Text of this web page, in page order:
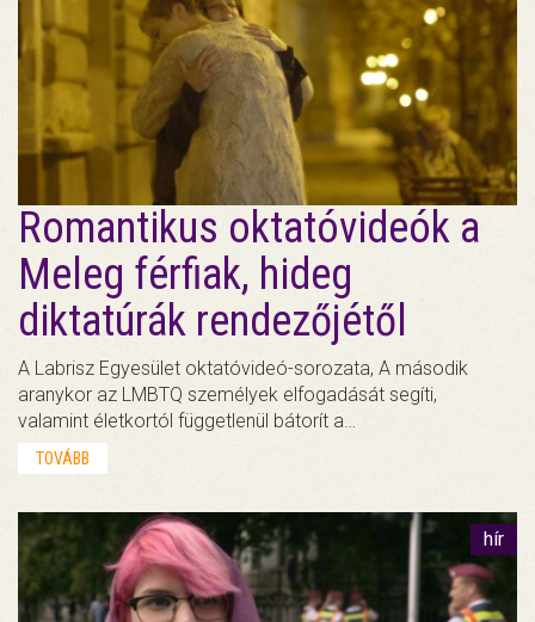
Romantikus oktatóvideók a
Meleg férfiak, hideg
diktatúrák rendezőjétől
A Labrisz Egyesület oktatóvideó-sorozata, A második
aranykor az LMBTQ személyek elfogadását segíti,
valamint életkortól függetlenül bátorít a…
TOVÁBB
hír